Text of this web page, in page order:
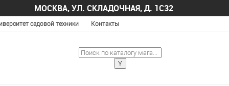
МОСКВА, УЛ. СКЛАДОЧНАЯ, Д. 1С32
садовой техники Контакты